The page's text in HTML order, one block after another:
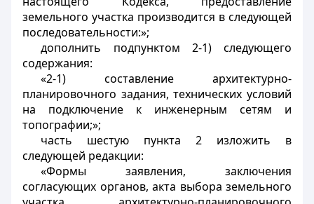
земельного участка производится в следующей
последовательности:»;
дополнить подпунктом 2-1) следующего
содержания:
«2-1) составление архитектурно-
планировочного задания, технических условий
на подключение к инженерным сетям и
топографии;»;
часть шестую пункта 2 изложить в
следующей редакции:
«Формы заявления, заключения
согласующих органов, акта выбора земельного